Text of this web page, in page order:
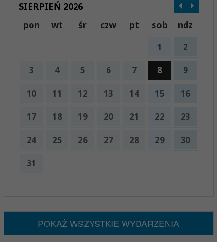
SIERPIEŃ 2026
pon
wt śr czw pt sob ndz
1 2
3 4 5 6 7 8 9
10 11 12 13 14 15 16
17 18 19 20 21 22 23
24 25 26 27 28 29 30
31
POKAŻ WSZYSTKIE WYDARZENIA